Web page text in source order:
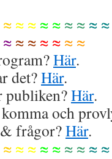
≈ ≈ ≈ ≈ ≈ ≈ ≈ ≈
≈ ≈ ≈ ≈ ≈ ≈
Här.
det?Här.
publiken?Här.
och
frågor?Här.
≈ ≈ ≈ ≈ ≈ ≈ ≈ ≈